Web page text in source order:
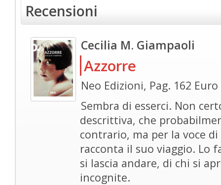
Recensioni
Cecilia M. Giampaoli
Azzorre
Neo Edizioni, Pag. 162 Euro
Sembra di esserci. Non
descrittiva, che
contrario, ma per la voce
racconta il suo viaggio. Lo
si lascia andare, di chi si
incognite.